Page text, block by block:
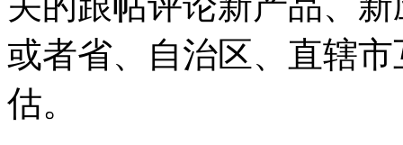
或者省、自治区、直辖
估。